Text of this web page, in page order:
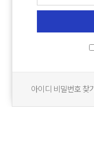
아이디 비밀번호 찾기